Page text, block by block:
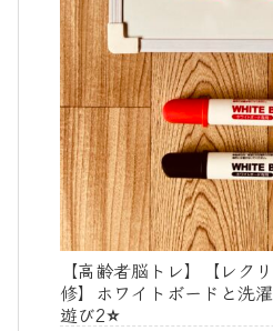
【高齢者脳トレ】【レク
修】ホワイトボードと洗
遊び2⭐️